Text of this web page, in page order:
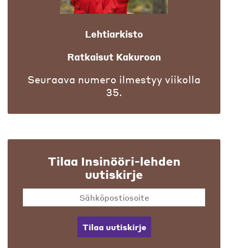
Lehtiarkisto
Ratkaisut Kakuroon
Seuraava numero ilmestyy viikolla
35.
Tilaa Insinööri-lehden
uutiskirje
Tilaa uutiskirje